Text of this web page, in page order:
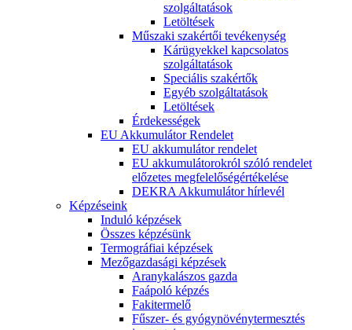
szolgáltatások
Letöltések
Műszaki szakértői tevékenység
Kárügyekkel kapcsolatos
szolgáltatások
Speciális szakértők
Egyéb szolgáltatások
Letöltések
Érdekességek
EU Akkumulátor Rendelet
EU akkumulátor rendelet
EU akkumulátorokról szóló rendelet
előzetes megfelelőségértékelése
DEKRA Akkumulátor hírlevél
Képzéseink
Induló képzések
Összes képzésünk
Termográfiai képzések
Mezőgazdasági képzések
Aranykalászos gazda
Faápoló képzés
Fakitermelő
Fűszer- és gyógynövénytermesztés